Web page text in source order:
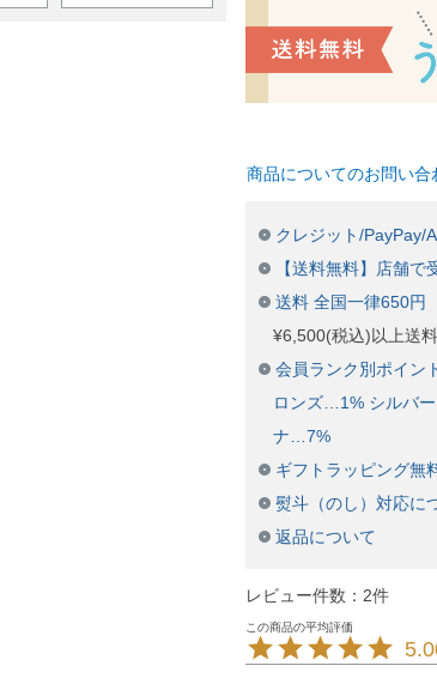
商品についてのお問い合
クレジット/PayPay/
【送料無料】店舗で
送料 全国一律650円
¥6,500(税込)以上送
会員ランク別ポイン
ロンズ…1% シルバ
ナ…7%
ギフトラッピング無
熨斗（のし）対応に
返品について
レビュー件数：2件